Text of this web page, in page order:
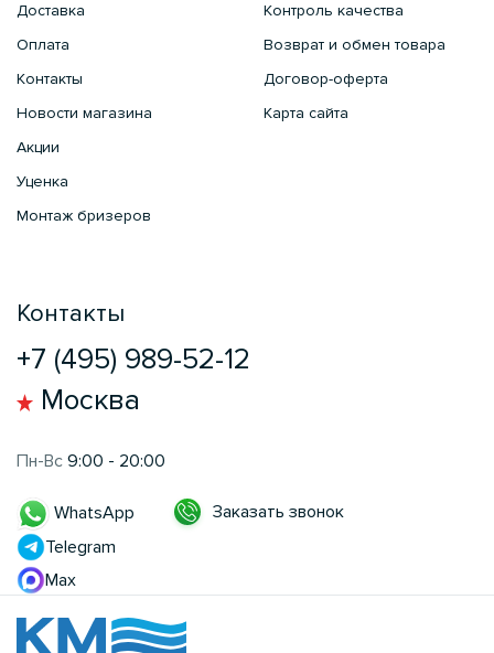
Доставка
Оплата
Контакты
Новости магазина
Акции
Уценка
Монтаж бризеров
Контроль качества
Возврат и обмен товара
Договор-оферта
Карта сайта
Контакты
+7 (495) 989-52-12
Москва
Пн-Вс 9:00 - 20:00
WhatsApp
Telegram
Max
Заказать звонок